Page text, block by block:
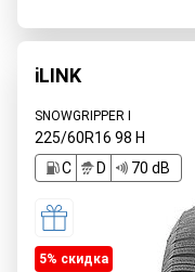
iLINK
SNOWGRIPPER I
225/60R16 98 H
C
D 70 dB
5% cкидка